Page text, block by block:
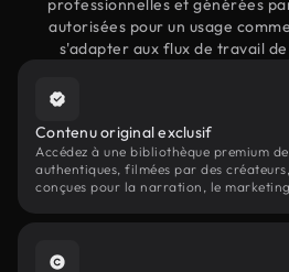
professionnelles et générées
autorisées pour un usage
s'adapter aux flux de travail
Contenu original exclusif
Accédez à une bibliothèque premium
authentiques, filmées par des
conçues pour la narration, le